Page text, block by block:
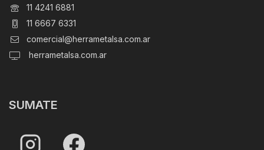
11 4241 6881
11 6667 6331
comercial@herrametalsa.com.ar
herrametalsa.com.ar
SUMATE